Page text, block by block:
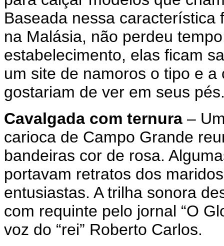
Baseada nessa característica
na Malásia, não perdeu
estabelecimento, elas ficam
um site de namoros o tipo e
gostariam de ver em seus
Cavalgada com ternura –
carioca de Campo Grande
bandeiras cor de rosa.
portavam retratos dos
entusiastas. A trilha sonora
com requinte pelo jornal “O
voz do “rei” Roberto Carlos.